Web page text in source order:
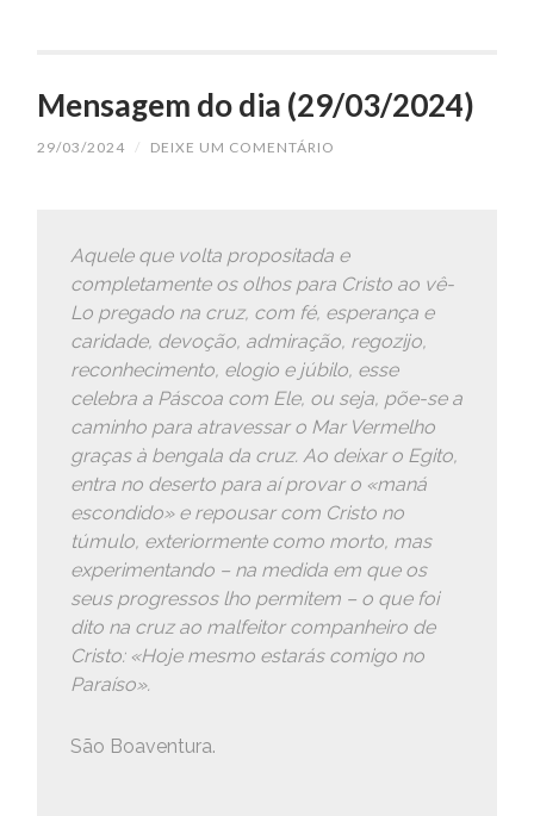
Mensagem do dia (29/03/2024)
29/03/2024 / DEIXE UM COMENTÁRIO
Aquele que volta propositada e
completamente os olhos para Cristo ao vê-
Lo pregado na cruz, com fé, esperança e
caridade, devoção, admiração, regozijo,
reconhecimento, elogio e júbilo, esse
celebra a Páscoa com Ele, ou seja, põe-se a
caminho para atravessar o Mar Vermelho
graças à bengala da cruz. Ao deixar o Egito,
entra no deserto para aí provar o «maná
escondido» e repousar com Cristo no
túmulo, exteriormente como morto, mas
experimentando – na medida em que os
seus progressos lho permitem – o que foi
dito na cruz ao malfeitor companheiro de
Cristo: «Hoje mesmo estarás comigo no
Paraíso».
São Boaventura.